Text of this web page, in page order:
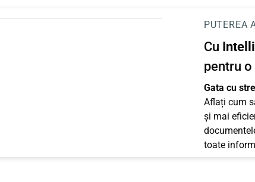
PUTEREA
Cu
pentru
Gata cu
Aflați cum
și mai
toate